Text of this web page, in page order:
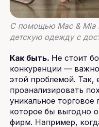
С помощью Mac & Mia
детскую одежду с
Как быть. Не стоит
конкуренции —
этой проблемой. Так,
проанализировать
уникальное
которое бы выгодно
фирм. Например,